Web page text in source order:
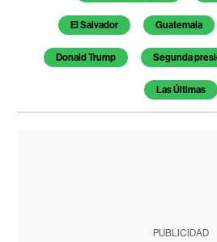
El Salvador Guatemala
Donald Trump Segunda
Las Últimas
PUBLICIDAD